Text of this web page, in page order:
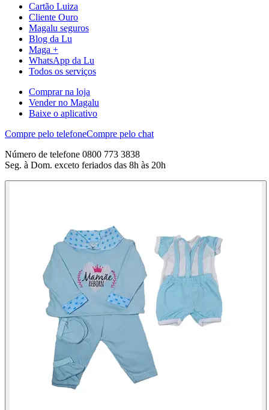
Cartão Luiza
Cliente Ouro
Magalu seguros
Blog da Lu
Maga +
WhatsApp da Lu
Todos os serviços
Comprar na loja
Vender no Magalu
Baixe o aplicativo
Compre pelo telefoneCompre pelo chat
Número de telefone 0800 773 3838
Seg. à Dom. exceto feriados das 8h às 20h